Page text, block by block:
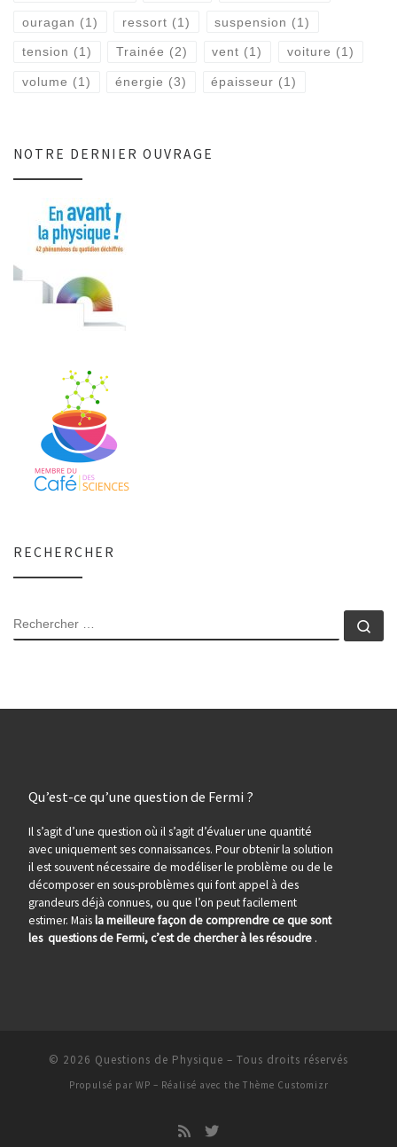
ouragan (1) ressort (1) suspension (1)
tension (1) Trainée (2) vent (1) voiture (1)
volume (1) énergie (3) épaisseur (1)
NOTRE DERNIER OUVRAGE
RECHERCHER
RECHERCHER
Qu’est-ce qu’une question de Fermi ?
Il s’agit d’une question où il s’agit d’évaluer une quantité
avec uniquement ses connaissances. Pour obtenir la solution
il est souvent nécessaire de modéliser le problème ou de le
décomposer en sous-problèmes qui font appel à des
grandeurs déjà connues, ou que l’on peut facilement
estimer. Maisla meilleure façon de comprendre ce que sont
les questions de Fermi, c’est de chercher à les résoudre.
© 2026 Questions de Physique – Tous droits réservés
Propulsé par WP – Réalisé avec the Thème Customizr